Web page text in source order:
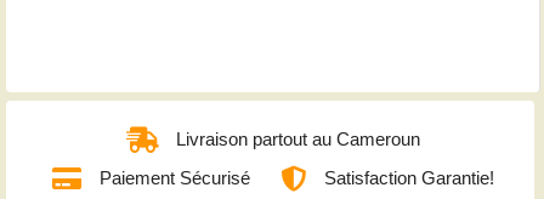
Livraison partout au Cameroun
Paiement Sécurisé
Satisfaction Garantie!